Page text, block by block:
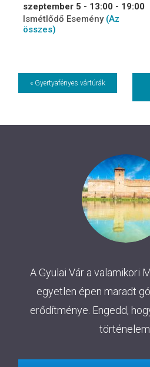
szeptember 5 - 13:00 - 19:00
Ismétlődő Esemény (Az
összes)
Event
Navigation
« Gyertyafényes vártúrák
A Gyulai Vár a valamikori
egyetlen épen maradt
erődítménye. Engedd,
történelem.